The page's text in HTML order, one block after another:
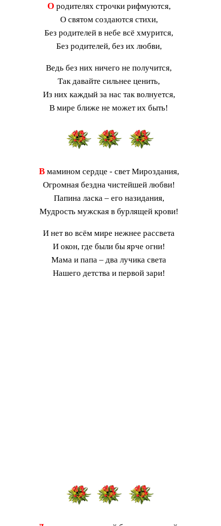
О родителях строчки рифмуются,
О святом создаются стихи,
Без родителей в небе всё хмурится,
Без родителей, без их любви,
Ведь без них ничего не получится,
Так давайте сильнее ценить,
Из них каждый за нас так волнуется,
В мире ближе не может их быть!
Вмамином сердце - свет Мироздания,
Огромная бездна чистейшей любви!
Папина ласка – его назидания,
Мудрость мужская в бурлящей крови!
И нет во всём мире нежнее рассвета
И окон, где были бы ярче огни!
Мама и папа – два лучика света
Нашего детства и первой зари!